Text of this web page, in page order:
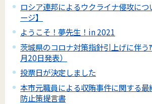
ロシア連邦によるウクライナ侵攻に
ージ】
ようこそ！夢先生！in 2021
茨城県のコロナ対策指針引上げに伴う
月20日発表）
投票日が決定しました
本市元職員による収賄事件に関する
防止策提言書